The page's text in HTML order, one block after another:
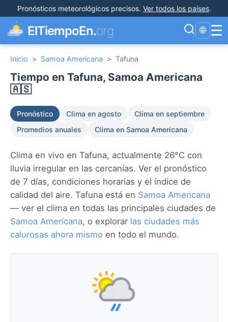
Pronósticos meteorológicos precisos. Ver todos los países.
ElTiempoEn.org 🌐 ☰
Inicio > Samoa Americana > Tafuna
Tiempo en Tafuna, Samoa Americana
🇦🇸
Pronóstico Clima en agosto
Clima en septiembre
Promedios anuales
Clima en Samoa Americana
Clima en vivo en Tafuna, actualmente 26°C con
lluvia irregular en las cercanías. Ver el pronóstico
de 7 días, condiciones horarias y el índice de
calidad del aire. Tafuna está en Samoa Americana
— ver el clima en todas las principales ciudades de
Samoa Americana, o explorar las ciudades más
calurosas ahora mismo en todo el mundo.